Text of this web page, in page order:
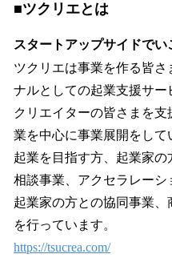
■ツクリエとは
スタートアップサイドでい
ツクリエは事業を作る皆
ナルとしての起業支援サ
クリエイターの皆さまを
業を中心に事業展開をして
起業を目指す方、起業家
相談事業、アクセラレーシ
起業家の方との協同事業
を行っています。
https://tsucrea.com/